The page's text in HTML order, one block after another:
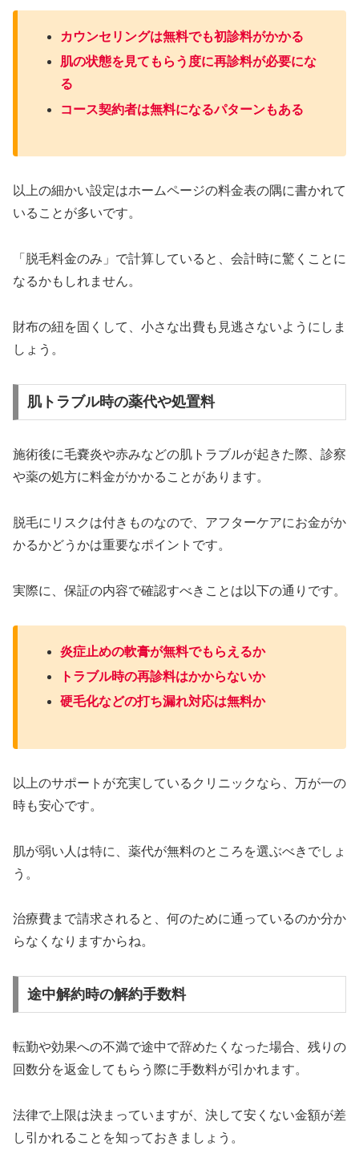
カウンセリングは無料でも初診料がかかる
肌の状態を見てもらう度に再診料が必要にな
る
コース契約者は無料になるパターンもある
以上の細かい設定はホームページの料金表の隅に書かれて
いることが多いです。
「脱毛料金のみ」で計算していると、会計時に驚くことに
なるかもしれません。
財布の紐を固くして、小さな出費も見逃さないようにしま
しょう。
肌トラブル時の薬代や処置料
施術後に毛嚢炎や赤みなどの肌トラブルが起きた際、診察
や薬の処方に料金がかかることがあります。
脱毛にリスクは付きものなので、アフターケアにお金がか
かるかどうかは重要なポイントです。
実際に、保証の内容で確認すべきことは以下の通りです。
炎症止めの軟膏が無料でもらえるか
トラブル時の再診料はかからないか
硬毛化などの打ち漏れ対応は無料か
以上のサポートが充実しているクリニックなら、万が一の
時も安心です。
肌が弱い人は特に、薬代が無料のところを選ぶべきでしょ
う。
治療費まで請求されると、何のために通っているのか分か
らなくなりますからね。
途中解約時の解約手数料
転勤や効果への不満で途中で辞めたくなった場合、残りの
回数分を返金してもらう際に手数料が引かれます。
法律で上限は決まっていますが、決して安くない金額が差
し引かれることを知っておきましょう。